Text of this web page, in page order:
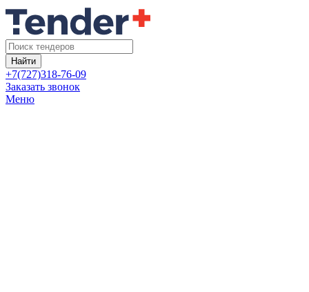
Найти
+7(727)318-76-09
Заказать звонок
Меню